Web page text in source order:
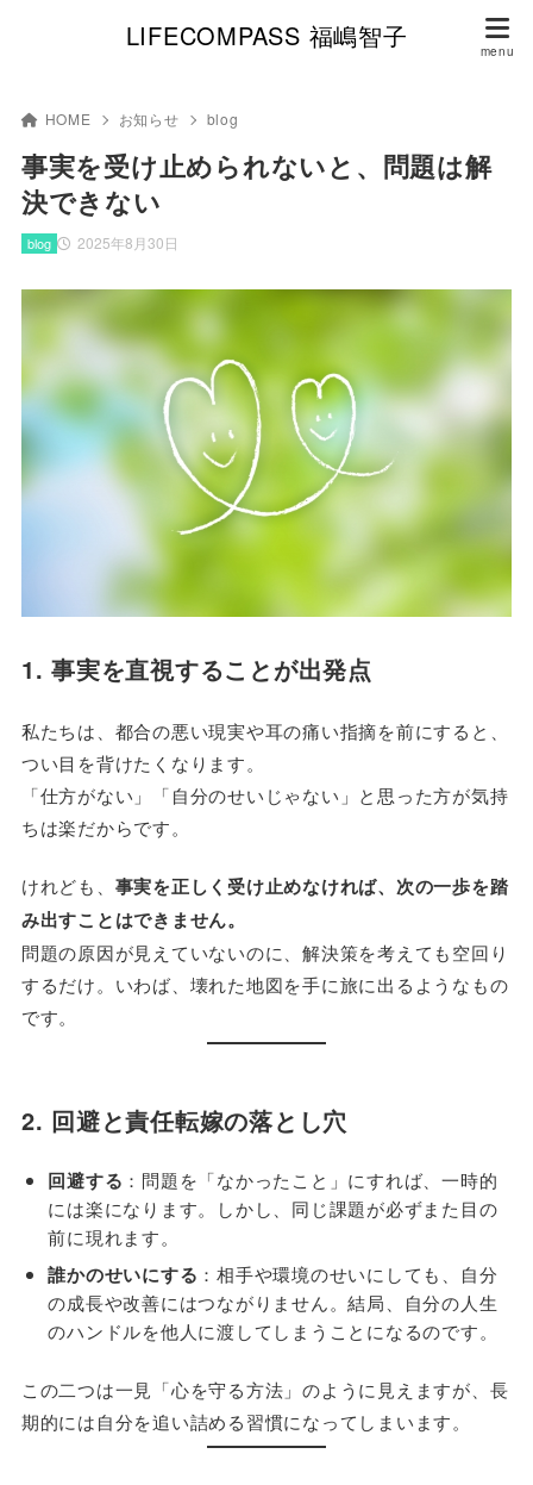
LIFECOMPASS 福嶋智子
HOME お知らせ blog
事実を受け止められないと、問題は解
決できない
2025年8月30日
blog
1. 事実を直視することが出発点
私たちは、都合の悪い現実や耳の痛い指摘を前にすると、
つい目を背けたくなります。
「仕方がない」「自分のせいじゃない」と思った方が気持
ちは楽だからです。
けれども、 事実を正しく受け止めなければ、次の一歩を踏
み出すことはできません。
問題の原因が見えていないのに、解決策を考えても空回り
するだけ。いわば、壊れた地図を手に旅に出るようなもの
です。
2. 回避と責任転嫁の落とし穴
回避する ：問題を「なかったこと」にすれば、一時的
には楽になります。しかし、同じ課題が必ずまた目の
前に現れます。
誰かのせいにする ：相手や環境のせいにしても、自分
の成長や改善にはつながりません。結局、自分の人生
のハンドルを他人に渡してしまうことになるのです。
この二つは一見「心を守る方法」のように見えますが、長
期的には自分を追い詰める習慣になってしまいます。